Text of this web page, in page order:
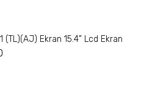
(TL)(AJ) Ekran 15.4” Lcd Ekran